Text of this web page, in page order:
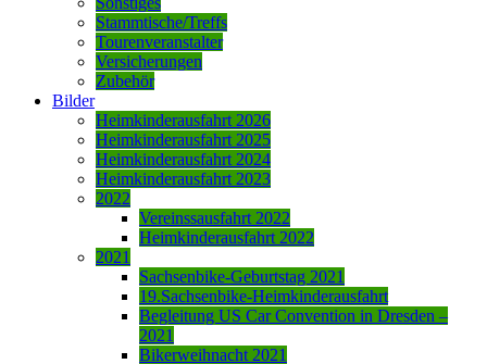
Stammtische/Treffs
Tourenveranstalter
Versicherungen
Zubehör
Bilder
Heimkinderausfahrt 2026
Heimkinderausfahrt 2025
Heimkinderausfahrt 2024
Heimkinderausfahrt 2023
2022
Vereinssausfahrt 2022
Heimkinderausfahrt 2022
2021
Sachsenbike-Geburtstag 2021
19.Sachsenbike-Heimkinderausfahrt
Begleitung US Car Convention in Dresden –
2021
Bikerweihnacht 2021